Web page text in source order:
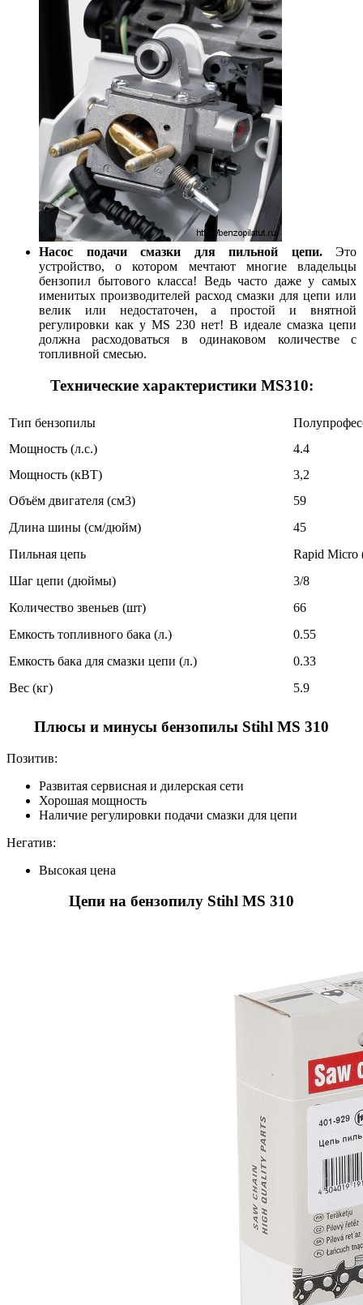
Насос подачи смазки для пильной цепи.Это
устройство, о котором мечтают многие владельцы
бензопил бытового класса! Ведь часто даже у самых
именитых производителей расход смазки для цепи или
велик или недостаточен, а простой и внятной
регулировки как у MS 230 нет! В идеале смазка цепи
должна расходоваться в одинаковом количестве с
топливной смесью.
Технические характеристики MS310:
Тип бензопилы
Мощность (л.с.)
4.4
Мощность (кВТ)
3,2
Объём двигателя (см3)
59
Длина шины (см/дюйм)
45
Пильная цепь
Rapid Micro
Шаг цепи (дюймы)
3/8
Количество звеньев (шт)
66
Емкость топливного бака (л.)
0.55
Емкость бака для смазки цепи (л.)
0.33
Вес (кг)
5.9
Плюсы и минусы бензопилы Stihl MS 310
Позитив:
Развитая сервисная и дилерская сети
Хорошая мощность
Наличие регулировки подачи смазки для цепи
Негатив:
Высокая цена
Цепи на бензопилу Stihl MS 310